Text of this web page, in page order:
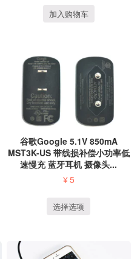
加入购物车
谷歌Google 5.1V 850mA
MST3K-US 带线损补偿小功率低
速慢充 蓝牙耳机 摄像头...
¥5
选择选项